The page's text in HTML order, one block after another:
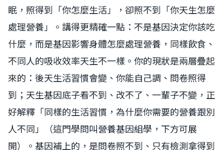
眠，照得到「你怎麼生活」，卻照不到「你天生怎麼
處理營養」。講得更精確一點：不是基因決定你該吃
什麼，而是基因影響身體怎麼處理營養，同樣飲食、
不同人的吸收效率天生不一樣。你的現狀是兩層疊起
來的：後天生活習慣會變、你能自己調、問卷照得
到；天生基因底子看不到、改不了、一輩子不變，正
好解釋「同樣的生活習慣，為什麼你需要的營養跟別
人不同」（這門學問叫營養基因組學，下方可展
開）。基因補上的，是問卷照不到、只有檢測拿得到